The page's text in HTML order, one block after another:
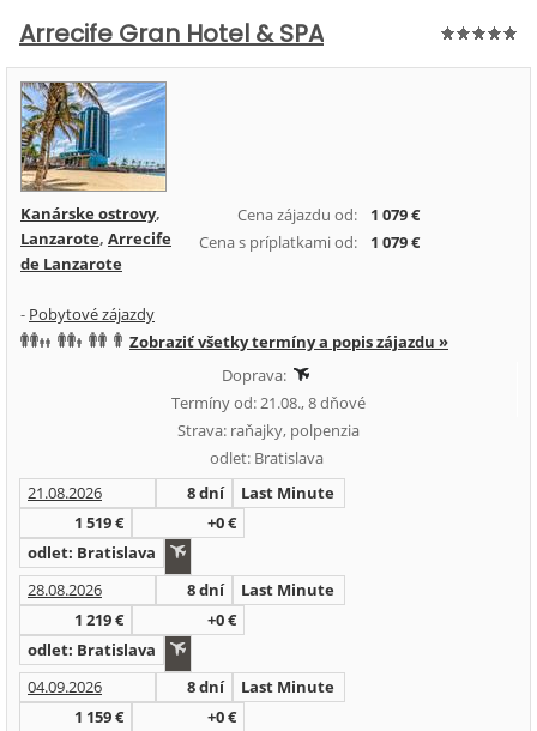
Arrecife Gran Hotel & SPA
Cena zájazdu od:
1 079 €
Cena s príplatkami od:
1 079 €
Kanárske ostrovy,
Lanzarote, Arrecife
de Lanzarote
- Pobytové zájazdy
Zobraziť všetky termíny a popis zájazdu »
Doprava:
Termíny od: 21.08., 8 dňové
Strava: raňajky, polpenzia
odlet: Bratislava
21.08.2026
8 dní
Last Minute
1 519 €
+0 €
odlet: Bratislava
28.08.2026
8 dní
Last Minute
1 219 €
+0 €
odlet: Bratislava
04.09.2026
8 dní
Last Minute
1 159 €
+0 €